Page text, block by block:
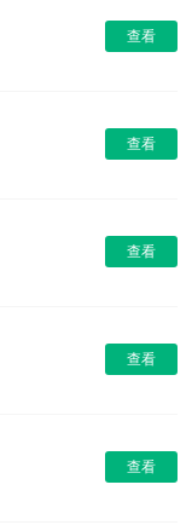
查看
查看
查看
查看
查看